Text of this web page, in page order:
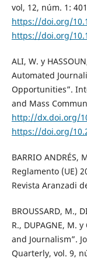
vol, 12, núm. 1:
https://doi.org/
https://doi.org/
ALI, W. y
Automated
Opportunities”.
and Mass
http://dx.doi.org/
https://doi.org/
BARRIO
Reglamento (UE)
Revista Aranzadi
BROUSSARD, M.,
R., DUPAGNE, M.
and Journalism”.
Quarterly, vol. 9,